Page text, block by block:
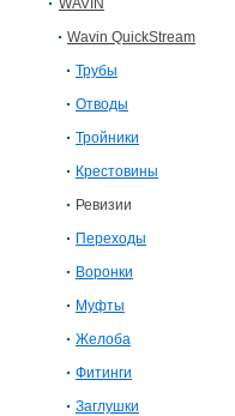
WAVIN
Wavin QuickStream
Трубы
Отводы
Тройники
Крестовины
Ревизии
Переходы
Воронки
Муфты
Желоба
Фитинги
Заглушки